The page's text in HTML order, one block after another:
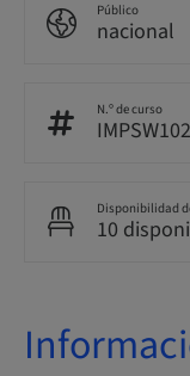
Público
nacional
N.º de curso
Disponibilidad
10